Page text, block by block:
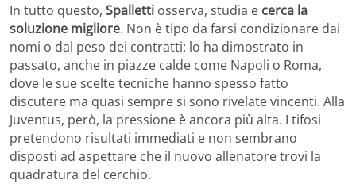
In tutto questo, Spalletti osserva, studia e cerca la
soluzione migliore. Non è tipo da farsi condizionare dai
nomi o dal peso dei contratti: lo ha dimostrato in
passato, anche in piazze calde come Napoli o Roma,
dove le sue scelte tecniche hanno spesso fatto
discutere ma quasi sempre si sono rivelate vincenti. Alla
Juventus, però, la pressione è ancora più alta. I tifosi
pretendono risultati immediati e non sembrano
disposti ad aspettare che il nuovo allenatore trovi la
quadratura del cerchio.